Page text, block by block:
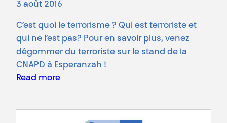
3 août 2016
C’est quoi le terrorisme ? Qui est terroriste et
qui ne l’est pas? Pour en savoir plus, venez
dégommer du terroriste sur le stand de la
CNAPD à Esperanzah !
Read more